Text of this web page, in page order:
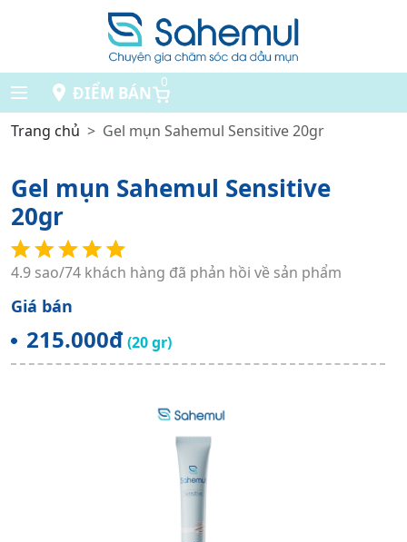
ĐIỂM BÁN
0
Trang chủ Gel mụn Sahemul Sensitive 20gr
Gel mụn Sahemul Sensitive
20gr
4.9 sao/74 khách hàng đã phản hồi về sản phẩm
Giá bán
215.000đ(20 gr)